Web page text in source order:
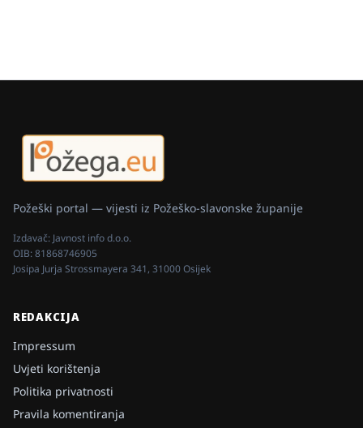
Požeški portal — vijesti iz Požeško-slavonske županije
Izdavač: Javnost info d.o.o.
OIB:81868746905
Josipa Jurja Strossmayera 341, 31000 Osijek
REDAKCIJA
Impressum
Uvjeti korištenja
Politika privatnosti
Pravila komentiranja